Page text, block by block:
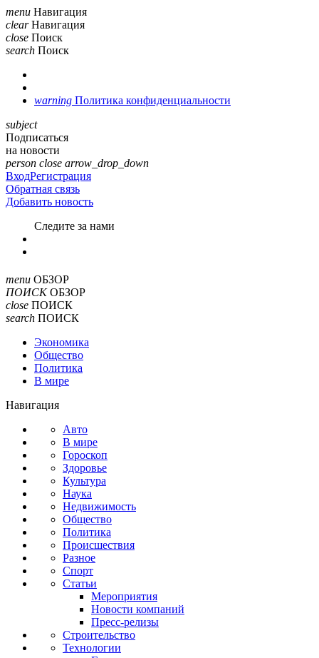
menu Навигация
clear Навигация
close Поиск
search Поиск
warning Политика конфиденциальности
subject
Подписаться
на новости
person close arrow_drop_down
ВходРегистрация
Обратная связь
Добавить новость
Cледите за нами
menu ОБЗОР
ПОИСК ОБЗОР
close ПОИСК
search ПОИСК
Экономика
Общество
Политика
В мире
Навигация
Авто
В мире
Гороскоп
Здоровье
Культура
Наука
Недвижимость
Общество
Политика
Происшествия
Разное
Спорт
Статьи
Мероприятия
Новости компаний
Пресс-релизы
Строительство
Технологии